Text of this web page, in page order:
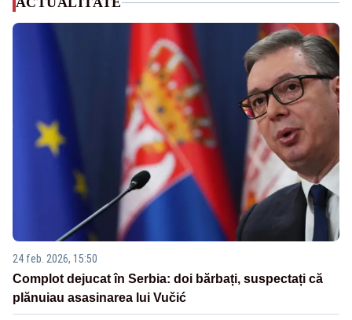
24 feb. 2026, 15:50
Complot dejucat în Serbia: doi bărbați, suspectați că
plănuiau asasinarea lui Vučić